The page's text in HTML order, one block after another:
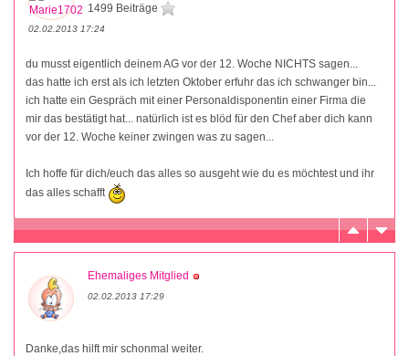
1499 Beiträge
02.02.2013 17:24
du musst eigentlich deinem AG vor der 12. Woche NICHTS sagen...
das hatte ich erst als ich letzten Oktober erfuhr das ich schwanger bin...
ich hatte ein Gespräch mit einer Personaldisponentin einer Firma die
mir das bestätigt hat... natürlich ist es blöd für den Chef aber dich kann
vor der 12. Woche keiner zwingen was zu sagen...
Ich hoffe für dich/euch das alles so ausgeht wie du es möchtest und ihr
das alles schafft
Ehemaliges Mitglied
02.02.2013 17:29
Danke,das hilft mir schonmal weiter.